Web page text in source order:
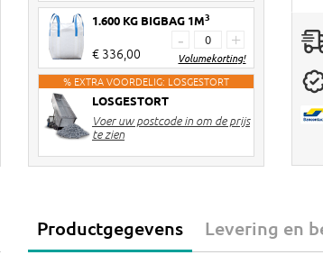
1.600 KG BIGBAG 1M3
€ 336,00
- +
Volumekorting!
3-4 stuks
% EXTRA VOORDELIG: LOSGESTORT
LOSGESTORT
Voer uw postcode in om de prijs
te zien
Productgegevens Levering en